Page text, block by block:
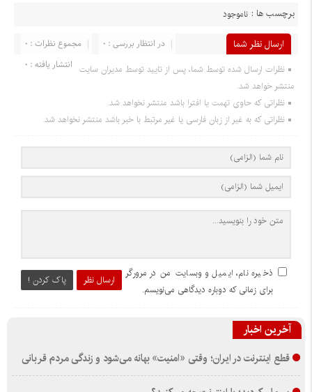
برچسب ها : ناموجود
ارسال نظر شما مجموع نظرات : 0
در انتظار بررسی : 0
انتشار یافته : 0 نظرات ارسال شده توسط شما، پس از تایید توسط مدیران سایت
منتشر خواهد شد.
نظراتی که حاوی تهمت یا افترا باشد منتشر نخواهد شد.
نظراتی که به غیر از زبان فارسی یا غیر مرتبط با خبر باشد منتشر نخواهد شد.
ارسال نظر پاک کردن !
ذخیره نام، ایمیل و وبسایت من در مرورگر
برای زمانی که دوباره دیدگاهی می‌نویسم.
آخرین اخبار
قطع اینترنت در ایران؛ وقتی «امنیت» بهانه می‌شود و زندگی مردم قربانی